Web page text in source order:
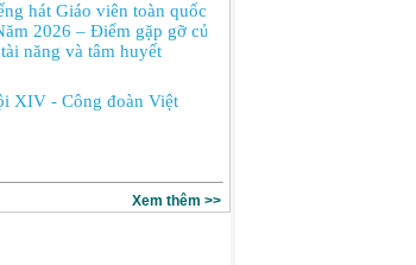
hát Giáo viên toàn quốc
2026 – Điểm gặp gỡ của
năng và tâm huyết
XIV - Công đoàn Việt
Xem thêm >>